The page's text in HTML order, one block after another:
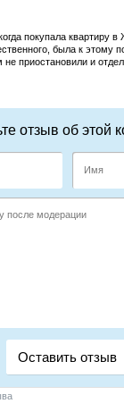
покупала квартиру
была к этому
не приостановили и
отзыв об этой